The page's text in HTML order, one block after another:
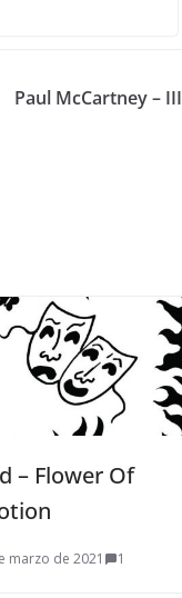
Paul McCartney – III
– Flower Of
marzo de 2021 1